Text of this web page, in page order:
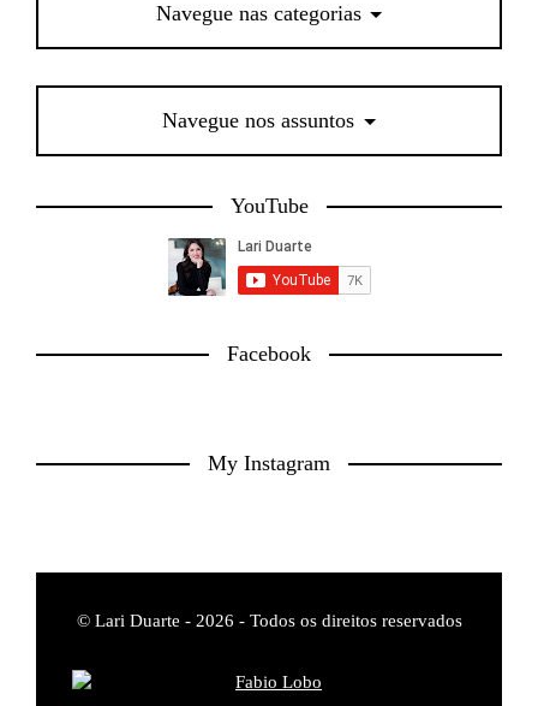
Navegue nas categorias
Navegue nos assuntos
YouTube
Facebook
My Instagram
© Lari Duarte - 2026 - Todos os direitos reservados